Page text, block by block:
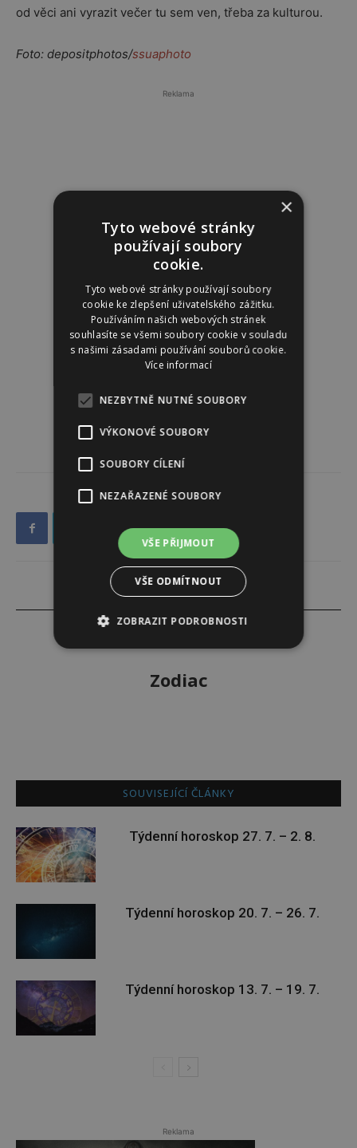
od věci ani vyrazit večer tu sem ven, třeba za kulturou.
Foto: depositphotos/ssuaphoto
Reklama
Zodiac
SOUVISEJÍCÍ ČLÁNKY
Týdenní horoskop 27. 7. – 2. 8.
Týdenní horoskop 20. 7. – 26. 7.
Týdenní horoskop 13. 7. – 19. 7.
Reklama
×
Tyto webové stránky
používají soubory
cookie.
Tyto webové stránky používají soubory
cookie ke zlepšení uživatelského zážitku.
Používáním našich webových stránek
souhlasíte se všemi soubory cookie v souladu
s našimi zásadami používání souborů cookie.
Více informací
NEZBYTNĚ NUTNÉ SOUBORY
VÝKONOVÉ SOUBORY
SOUBORY CÍLENÍ
NEZAŘAZENÉ SOUBORY
VŠE PŘIJMOUT
VŠE ODMÍTNOUT
ZOBRAZIT PODROBNOSTI